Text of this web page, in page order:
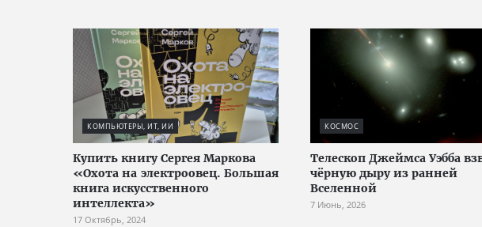
КОМПЬЮТЕРЫ, ИТ, ИИ
Купить книгу Сергея Маркова
«Охота на электроовец. Большая
книга искусственного
интеллекта»
17 Октябрь, 2024
КОСМОС
Телескоп Джеймса Уэбба
чёрную дыру из ранней
Вселенной
7 Июнь, 2026